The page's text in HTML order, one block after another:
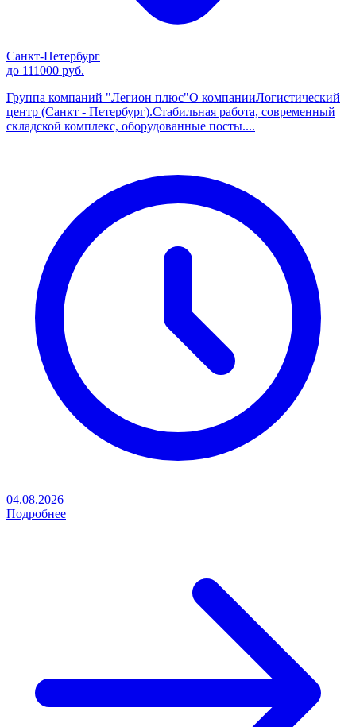
Санкт-Петербург
до 111000 руб.
Группа компаний "Легион плюс"О компанииЛогистический
центр (Санкт - Петербург).Стабильная работа, современный
складской комплекс, оборудованные посты....
04.08.2026
Подробнее